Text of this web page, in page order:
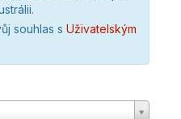
souhlas s Uživatelským